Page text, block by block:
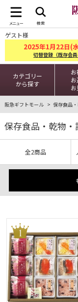
ゲスト様
2025年1月22日(
切替登録（既存会
カテゴリー
から探す
お
お
阪急ギフトモール 保存食品
保存食品・乾物
全2商品